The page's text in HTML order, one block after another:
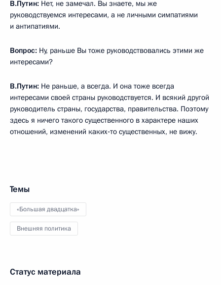
В.Путин: Нет, не замечал. Вы знаете, мы же
руководствуемся интересами, а не личными симпатиями
и антипатиями.
Вопрос: Ну, раньше Вы тоже руководствовались этими же
интересами?
В.Путин: Не раньше, а всегда. И она тоже всегда
интересами своей страны руководствуется. И всякий другой
руководитель страны, государства, правительства. Поэтому
здесь я ничего такого существенного в характере наших
отношений, изменений каких‑то существенных, не вижу.
Темы
«Большая двадцатка»
Внешняя политика
Статус материала